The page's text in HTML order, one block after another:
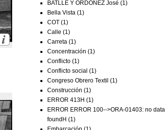
BATLLE Y ORDÓÑEZ José (1)
Bella Vista (1)
COT (1)
Calle (1)
Carreta (1)
Concentración (1)
Conflicto (1)
Conflicto social (1)
Congreso Obrero Textil (1)
Construcción (1)
ERROR 413H (1)
ERROR ERROR 100-->ORA-01403: no data
foundH (1)